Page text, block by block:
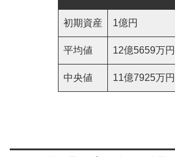
初期資産 1億円
平均値 12億5659万円
中央値 11億7925万円